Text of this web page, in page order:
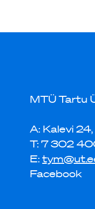
MTÜ Tartu
A: Kalevi
T: 7 302
E:
Facebook